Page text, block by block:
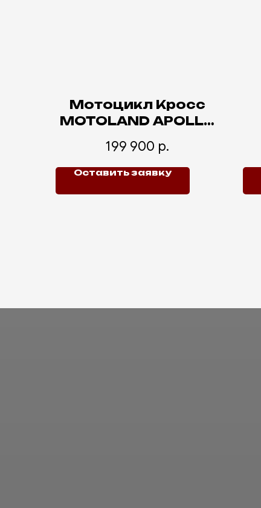
Мотоцикл Кросс
MOTOLAND APOLLO
F3 300
199 900 р.
Оставить заявку